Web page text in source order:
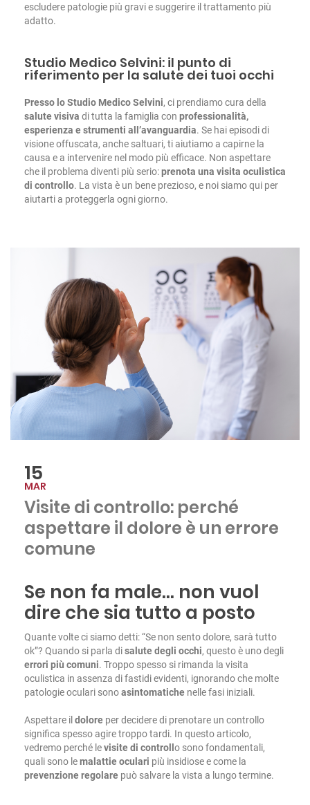
escludere patologie più gravi e suggerire il trattamento più
adatto.
Studio Medico Selvini: il punto di
riferimento per la salute dei tuoi occhi
Presso lo Studio Medico Selvini, ci prendiamo cura della
salute visiva di tutta la famiglia con professionalità,
esperienza e strumenti all’avanguardia. Se hai episodi di
visione offuscata, anche saltuari, ti aiutiamo a capirne la
causa e a intervenire nel modo più efficace. Non aspettare
che il problema diventi più serio:prenota una visita oculistica
di controllo. La vista è un bene prezioso, e noi siamo qui per
aiutarti a proteggerla ogni giorno.
15
MAR
Visite di controllo: perché
aspettare il dolore è un errore
comune
Se non fa male… non vuol
dire che sia tutto a posto
Quante volte ci siamo detti: “Se non sento dolore, sarà tutto
ok”? Quando si parla disalute degli occhi, questo è uno degli
errori più comuni. Troppo spesso si rimanda la visita
oculistica in assenza di fastidi evidenti, ignorando che molte
patologie oculari sonoasintomatiche nelle fasi iniziali.
Aspettare il dolore per decidere di prenotare un controllo
significa spesso agire troppo tardi. In questo articolo,
vedremo perché levisite di controll o sono fondamentali,
quali sono lemalattie oculari più insidiose e come la
prevenzione regolare può salvare la vista a lungo termine.